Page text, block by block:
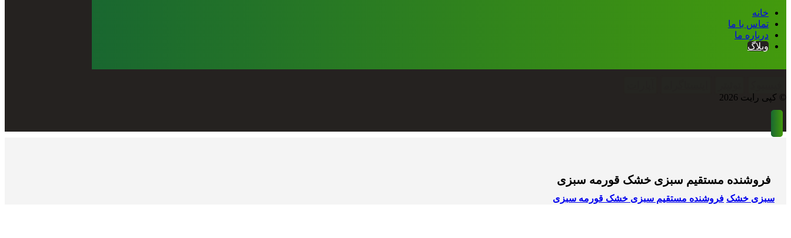
خانه
تماس با ما
درباره ما
وبلاگ
© کپی رایت 2026
فروشنده مستقیم سبزی خشک قورمه سبزی
سبزی خشک فروشنده مستقیم سبزی خشک قورمه سبزی